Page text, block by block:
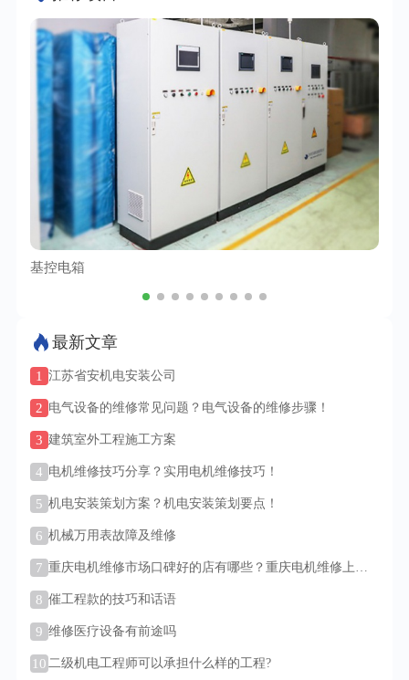
基控电箱
最新文章
1 江苏省安机电安装公司
2 电气设备的维修常见问题？电气设备的维修步骤！
3 建筑室外工程施工方案
4 电机维修技巧分享？实用电机维修技巧！
5 机电安装策划方案？机电安装策划要点！
6 机械万用表故障及维修
7 重庆电机维修市场口碑好的店有哪些？重庆电机维修上门
8 催工程款的技巧和话语
9 维修医疗设备有前途吗
10 二级机电工程师可以承担什么样的工程?